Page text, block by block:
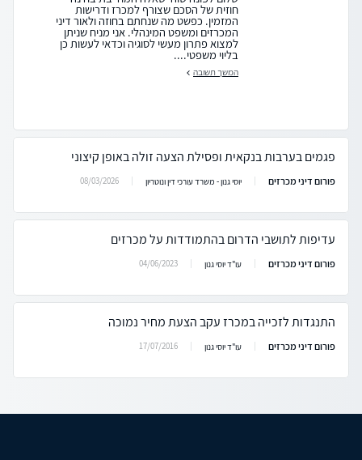
חוזית של הסכם שצורף למכרז ודרישות
המזמין. כפשט מה שנחתם בחוזה ולאור דיני
המכרזים ומשפט המינהלי. אני מניח שניתן
למצוא פתרון מעשי לסוגיה וכדאי לעשות כן
בליוי משפטי....
המשך תשובה
פגמים בערבות בנקאית ופסילת הצעה זולה באופן קיצוני
פורום דיני מכרזים יוסי גנון - משרד עורכי דין ונוטריון 08/03/2026
עדיפות לתושבי הדרום בהתמודדות על מכרזים
פורום דיני מכרזים עו"ד יוסי גנון 04/06/2023
התנגדות לזכייה במכרז עקב הצעת מחיר נמוכה
פורום דיני מכרזים עו"ד יוסי גנון 17/07/2016